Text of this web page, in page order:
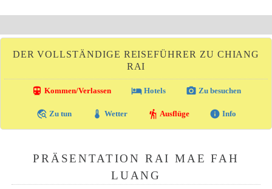
DER VOLLSTÄNDIGE REISEFÜHRER ZU CHIANG
RAI
directions_transit Kommen/Verlassen local_hotelHotels photo_camera Zu besuchen
travel_explore Zu tun thermostat Wetter hiking Ausflüge info Info
PRÄSENTATION RAI MAE FAH
LUANG